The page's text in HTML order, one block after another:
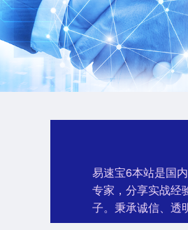
易速宝6本站是国
专家，分享实战经
子。秉承诚信、透